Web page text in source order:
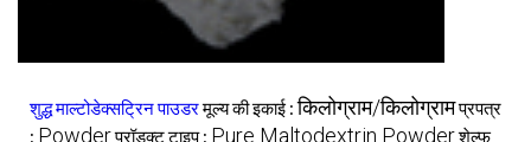
शुद्ध माल्टोडेक्सट्रिन पाउडरमूल्य की इकाई :किलोग्राम/किलोग्रामप्रपत्र
: Powderप्रॉडक्ट टाइप : Pure Maltodextrin Powderशेल्फ